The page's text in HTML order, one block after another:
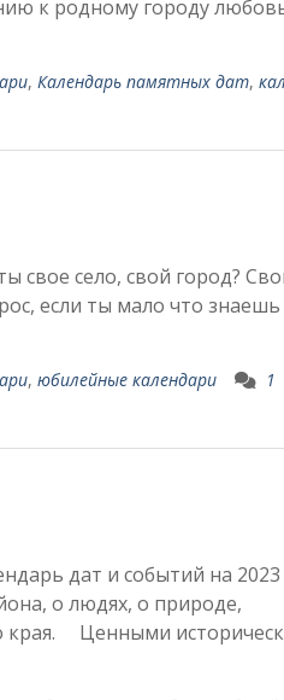
к родному городу
, Календарь памятных дат,
село, свой город?
если ты мало что знаешь
, юбилейные календари
1
дат и событий на
о людях, о природе,
края. Ценными